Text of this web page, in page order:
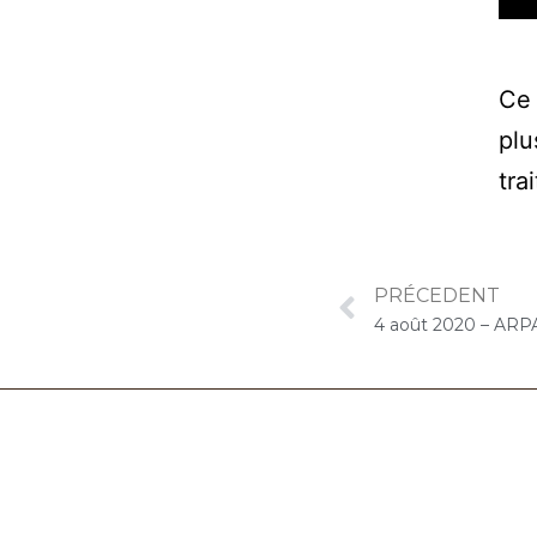
PRÉCEDENT